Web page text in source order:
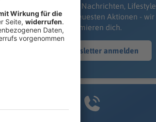
Newsletter. Ob Nachrichten, Lifestyle
oder unsere neuesten Aktionen - wir
informieren dich.
Zum Newsletter anmelden